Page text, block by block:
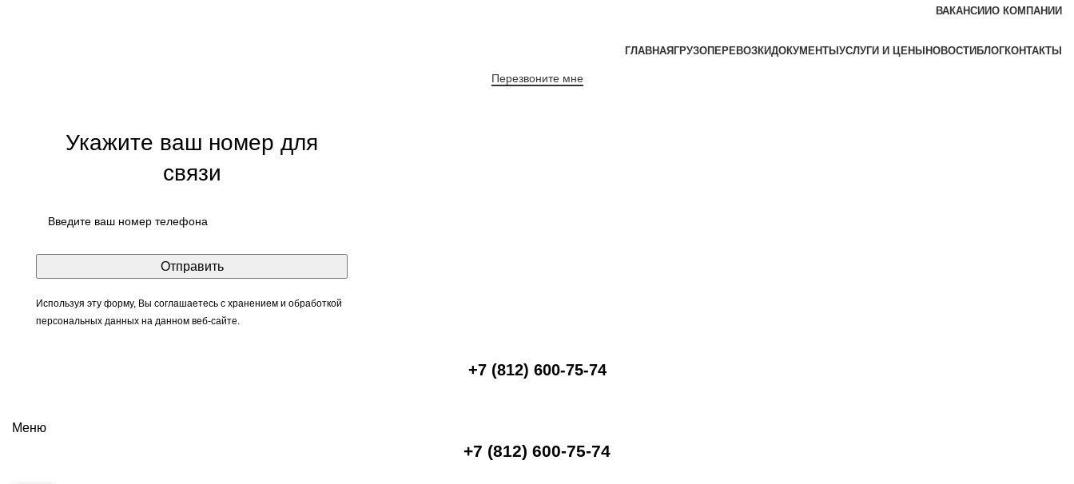
ВАКАНСИИO КОМПАНИИ
ГЛАВНАЯ ГРУЗОПЕРЕВОЗКИДОКУМЕНТЫ УСЛУГИ И ЦЕНЫ НОВОСТИ БЛОГКОНТАКТЫ
Перезвоните мне
Укажите ваш номер для
связи
Используя эту форму, Вы соглашаетесь с хранением и обработкой
персональных данных на данном веб-сайте.
+7 (812) 600-75-74
Меню
+7 (812) 600-75-74